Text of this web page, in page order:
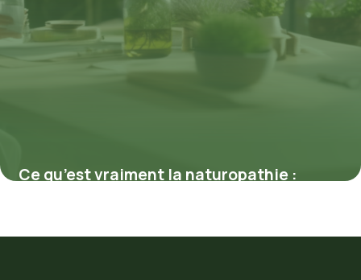
Ce qu’est vraiment la naturopathie :